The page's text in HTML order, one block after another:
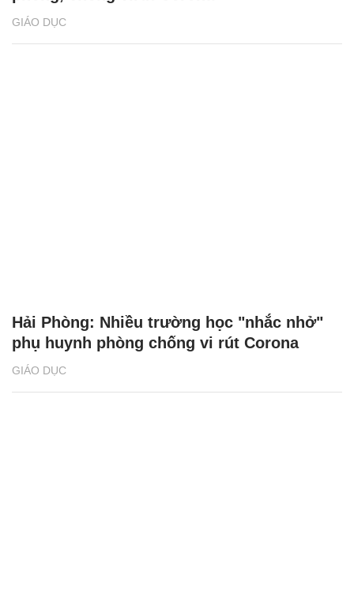
GIÁO DỤC
GIÁO DỤC
Hải Phòng: Nhiều trường học "nhắc nhở"
phụ huynh phòng chống vi rút Corona